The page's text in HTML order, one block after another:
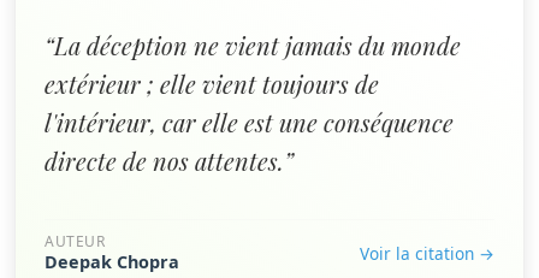
“La déception ne vient jamais du monde
extérieur ; elle vient toujours de
l'intérieur, car elle est une conséquence
directe de nos attentes.”
AUTEUR
Deepak Chopra Voir la citation →